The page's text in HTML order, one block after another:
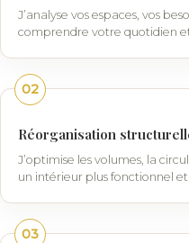
J’analyse vos espaces, vos
comprendre votre quotidien
02
Réorganisation
J’optimise les volumes, la
un intérieur plus fonctionnel
03